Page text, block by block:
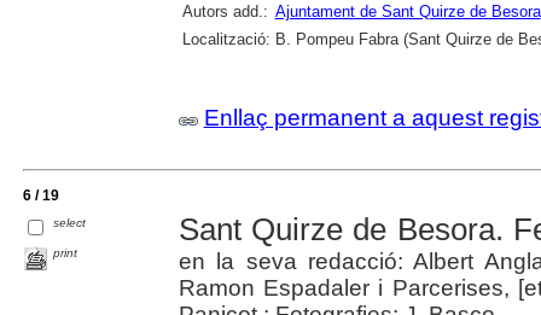
Autors add.: Ajuntament de Sant Quirze de Besora
Localització: B. Pompeu Fabra (Sant Quirze de
Enllaç permanent a aquest
6 / 19
select
print
Sant Quirze de Besora.
en la seva redacció: Albert
Ramon Espadaler i Parcerises,